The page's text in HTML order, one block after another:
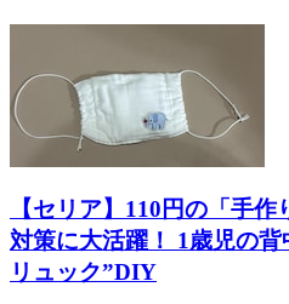
【セリア】110円の「手
対策に大活躍！ 1歳児の
リュック”DIY